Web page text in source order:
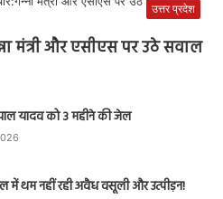
उत्तर प्रदेश
मंत्री और एसीएस पर उठे सवाल
यादव को 3 महीने की जेल
थम नहीं रही अवैध वसूली और उत्पीड़न!